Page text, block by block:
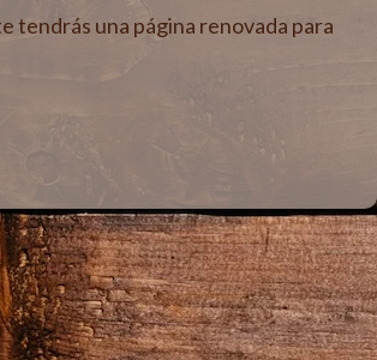
tendrás una página renovada para